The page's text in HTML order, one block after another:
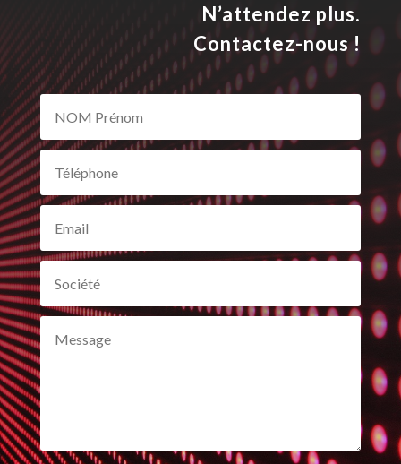
N’attendez plus.
Contactez-nous !